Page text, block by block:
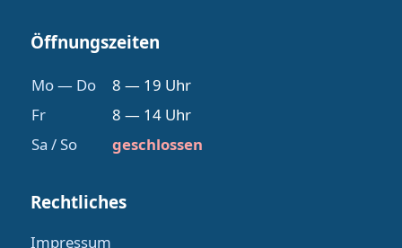
Öffnungszeiten
Mo — Do
8 — 19 Uhr
Fr
8 — 14 Uhr
Sa / So
geschlossen
Rechtliches
Impressum